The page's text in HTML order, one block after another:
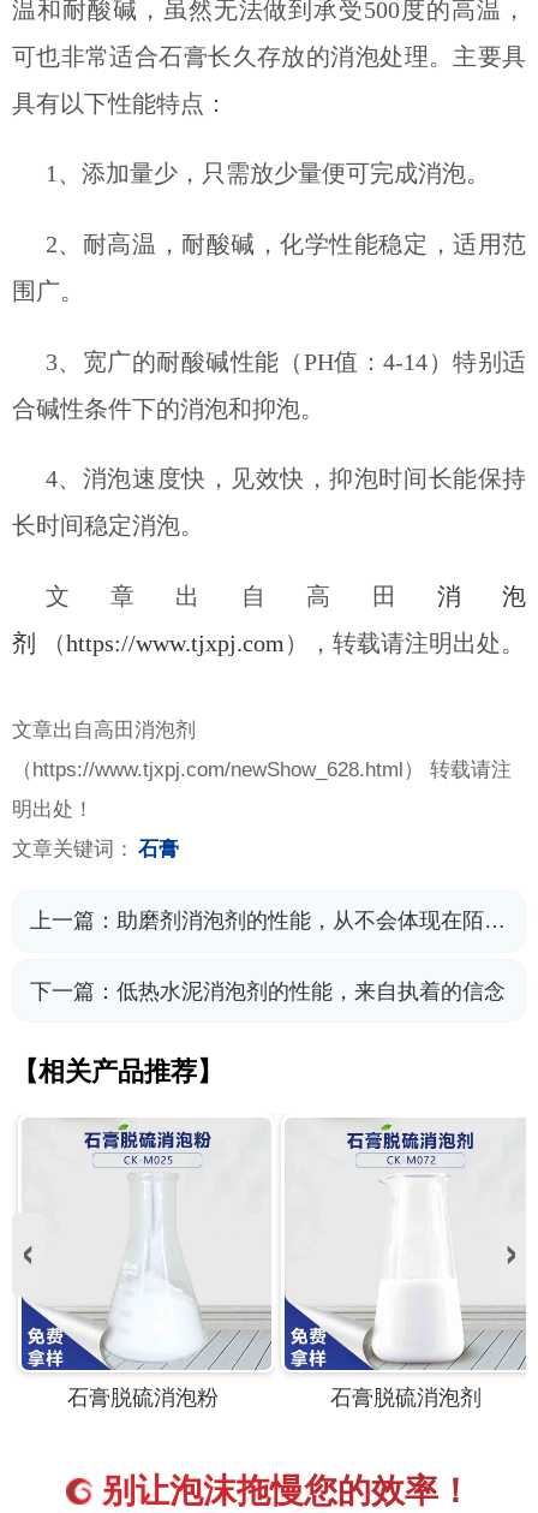
温和耐酸碱，虽然无法做到承受500度的高温，
可也非常适合石膏长久存放的消泡处理。主要具
具有以下性能特点：
1、添加量少，只需放少量便可完成消泡。
2、耐高温，耐酸碱，化学性能稳定，适用范
围广。
3、宽广的耐酸碱性能（PH值：4-14）特别适
合碱性条件下的消泡和抑泡。
4、消泡速度快，见效快，抑泡时间长能保持
长时间稳定消泡。
文章出自高田 消泡
剂
（https://www.tjxpj.com ），转载请注明出处。
文章出自高田消泡剂
（ https://www.tjxpj.com/newShow_628.html） 转载请注
明出处！
文章关键词： 石膏
上一篇：助磨剂消泡剂的性能，从不会体现在陌生人手中
下一篇：低热水泥消泡剂的性能，来自执着的信念
【相关产品推荐】
石膏脱硫消泡粉 石膏脱硫消泡剂
别让泡沫拖慢您的效率！